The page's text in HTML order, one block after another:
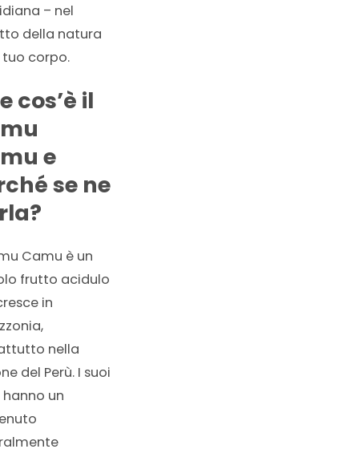
– nel
della natura
tuo corpo.
cos’è il
e
se ne
Camu è un
frutto acidulo
in
nella
del Perù. I suoi
un